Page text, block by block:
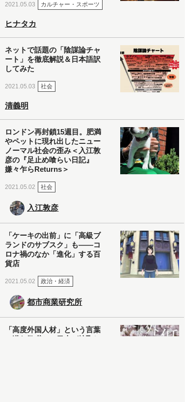
2021.05.03 カルチャー・スポーツ
ヒナタカ
ネットで話題の「陰謀論チャ
ート」を徹底解説＆日本語訳
してみた
2021.05.03 社会
清義明
ロンドン再封鎖15週目。肥満
やペットに現れ出したニュー
ノーマル社会の歪み＜入江敦
彦の『足止め喰らい日記』
嫌々乍らReturns＞
2021.05.02 社会
入江敦彦
「ケーキの出前」に「高級ブ
ランドのサブスク」も――コ
ロナ禍のなか「進化」する百
貨店
2021.05.02 政治・経済
都市商業研究所
「高度外国人材」という言葉
に潜む欺瞞と、日本が搾取し